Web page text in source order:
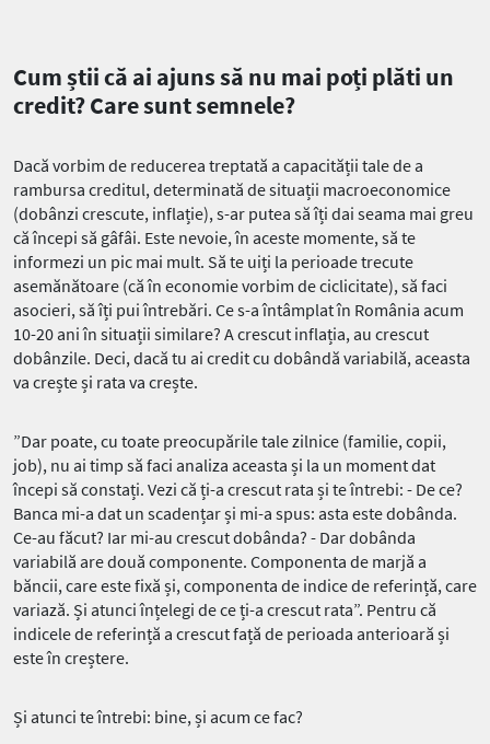
Cum știi că ai ajuns să nu mai poți plăti un
credit? Care sunt semnele?
Dacă vorbim de reducerea treptată a capacității tale de a
rambursa creditul, determinată de situații macroeconomice
(dobânzi crescute, inflație), s-ar putea să îți dai seama mai greu
că începi să gâfâi. Este nevoie, în aceste momente, să te
informezi un pic mai mult. Să te uiți la perioade trecute
asemănătoare (că în economie vorbim de ciclicitate), să faci
asocieri, să îți pui întrebări. Ce s-a întâmplat în România acum
10-20 ani în situații similare? A crescut inflația, au crescut
dobânzile. Deci, dacă tu ai credit cu dobândă variabilă, aceasta
va crește și rata va crește.
”Dar poate, cu toate preocupările tale zilnice (familie, copii,
job), nu ai timp să faci analiza aceasta și la un moment dat
începi să constați. Vezi că ți-a crescut rata și te întrebi: - De ce?
Banca mi-a dat un scadențar și mi-a spus: asta este dobânda.
Ce-au făcut? Iar mi-au crescut dobânda? - Dar dobânda
variabilă are două componente. Componenta de marjă a
băncii, care este fixă și, componenta de indice de referință, care
variază. Și atunci înțelegi de ce ți-a crescut rata”. Pentru că
indicele de referință a crescut față de perioada anterioară și
este în creștere.
Și atunci te întrebi: bine, și acum ce fac?